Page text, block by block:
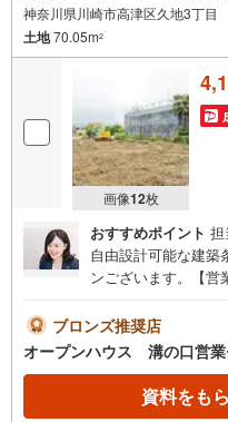
神奈川県川崎市高津区久地3丁目
土地70.05m2
画像12枚
おすすめポイント
自由設計可能な建築
ンございます。【営
にご連絡ください！
を見学する（無料）
ただけますとスム
内について・平日
を除く・経験豊富
ブロンズ推奨店
オープンハウス 溝の口営業
資料をも